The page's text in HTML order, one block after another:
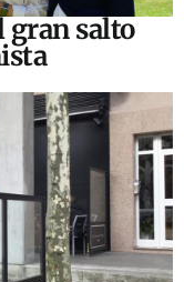
gran salto